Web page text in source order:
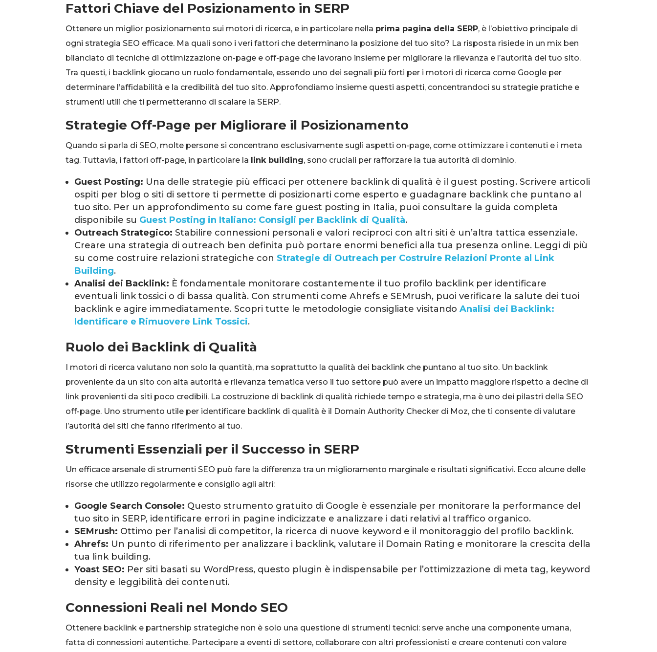
Fattori Chiave del Posizionamento in SERP
Ottenere un miglior posizionamento sui motori di ricerca, e in particolare nella prima pagina della SERP, è l’obiettivo principale di
ogni strategia SEO efficace. Ma quali sono i veri fattori che determinano la posizione del tuo sito? La risposta risiede in un mix ben
bilanciato di tecniche di ottimizzazione on-page e off-page che lavorano insieme per migliorare la rilevanza e l’autorità del tuo sito.
Tra questi, i backlink giocano un ruolo fondamentale, essendo uno dei segnali più forti per i motori di ricerca come Google per
determinare l’affidabilità e la credibilità del tuo sito. Approfondiamo insieme questi aspetti, concentrandoci su strategie pratiche e
strumenti utili che ti permetteranno di scalare la SERP.
Strategie Off-Page per Migliorare il Posizionamento
Quando si parla di SEO, molte persone si concentrano esclusivamente sugli aspetti on-page, come ottimizzare i contenuti e i meta
tag. Tuttavia, i fattori off-page, in particolare la link building, sono cruciali per rafforzare la tua autorità di dominio.
Guest Posting: Una delle strategie più efficaci per ottenere backlink di qualità è il guest posting. Scrivere articoli
ospiti per blog o siti di settore ti permette di posizionarti come esperto e guadagnare backlink che puntano al
tuo sito. Per un approfondimento su come fare guest posting in Italia, puoi consultare la guida completa
disponibile su Guest Posting in Italiano: Consigli per Backlink di Qualità.
Outreach Strategico: Stabilire connessioni personali e valori reciproci con altri siti è un’altra tattica essenziale.
Creare una strategia di outreach ben definita può portare enormi benefici alla tua presenza online. Leggi di più
su come costruire relazioni strategiche con Strategie di Outreach per Costruire Relazioni Pronte al Link
Building.
Analisi dei Backlink: È fondamentale monitorare costantemente il tuo profilo backlink per identificare
eventuali link tossici o di bassa qualità. Con strumenti come Ahrefs e SEMrush, puoi verificare la salute dei tuoi
backlink e agire immediatamente. Scopri tutte le metodologie consigliate visitandoAnalisi dei Backlink:
Identificare e Rimuovere Link Tossici.
Ruolo dei Backlink di Qualità
I motori di ricerca valutano non solo la quantità, ma soprattutto la qualità dei backlink che puntano al tuo sito. Un backlink
proveniente da un sito con alta autorità e rilevanza tematica verso il tuo settore può avere un impatto maggiore rispetto a decine di
link provenienti da siti poco credibili. La costruzione di backlink di qualità richiede tempo e strategia, ma è uno dei pilastri della SEO
off-page. Uno strumento utile per identificare backlink di qualità è il Domain Authority Checker di Moz, che ti consente di valutare
l’autorità dei siti che fanno riferimento al tuo.
Strumenti Essenziali per il Successo in SERP
Un efficace arsenale di strumenti SEO può fare la differenza tra un miglioramento marginale e risultati significativi. Ecco alcune delle
risorse che utilizzo regolarmente e consiglio agli altri:
Google Search Console: Questo strumento gratuito di Google è essenziale per monitorare la performance del
tuo sito in SERP, identificare errori in pagine indicizzate e analizzare i dati relativi al traffico organico.
SEMrush: Ottimo per l’analisi di competitor, la ricerca di nuove keyword e il monitoraggio del profilo backlink.
Ahrefs: Un punto di riferimento per analizzare i backlink, valutare il Domain Rating e monitorare la crescita della
tua link building.
Yoast SEO: Per siti basati su WordPress, questo plugin è indispensabile per l’ottimizzazione di meta tag, keyword
density e leggibilità dei contenuti.
Connessioni Reali nel Mondo SEO
Ottenere backlink e partnership strategiche non è solo una questione di strumenti tecnici: serve anche una componente umana,
fatta di connessioni autentiche. Partecipare a eventi di settore, collaborare con altri professionisti e creare contenuti con valore